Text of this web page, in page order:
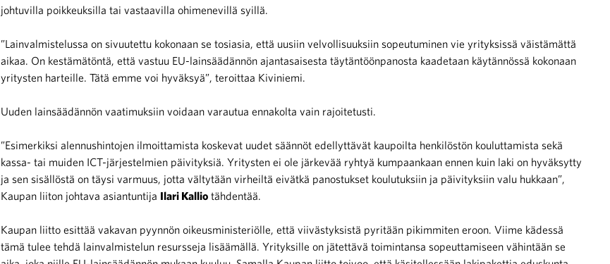
johtuvilla poikkeuksilla tai vastaavilla ohimenevillä syillä.
”Lainvalmistelussa on sivuutettu kokonaan se tosiasia, että uusiin velvollisuuksiin sopeutuminen vie yrityksissä väistämättä
aikaa. On kestämätöntä, että vastuu EU-lainsäädännön ajantasaisesta täytäntöönpanosta kaadetaan käytännössä kokonaan
yritysten harteille. Tätä emme voi hyväksyä”, teroittaa Kiviniemi.
Uuden lainsäädännön vaatimuksiin voidaan varautua ennakolta vain rajoitetusti.
”Esimerkiksi alennushintojen ilmoittamista koskevat uudet säännöt edellyttävät kaupoilta henkilöstön kouluttamista sekä
kassa- tai muiden ICT-järjestelmien päivityksiä. Yritysten ei ole järkevää ryhtyä kumpaankaan ennen kuin laki on hyväksytty
ja sen sisällöstä on täysi varmuus, jotta vältytään virheiltä eivätkä panostukset koulutuksiin ja päivityksiin valu hukkaan”,
Kaupan liiton johtava asiantuntija Ilari Kallio tähdentää.
Kaupan liitto esittää vakavan pyynnön oikeusministeriölle, että viivästyksistä pyritään pikimmiten eroon. Viime kädessä
tämä tulee tehdä lainvalmistelun resursseja lisäämällä. Yrityksille on jätettävä toimintansa sopeuttamiseen vähintään se